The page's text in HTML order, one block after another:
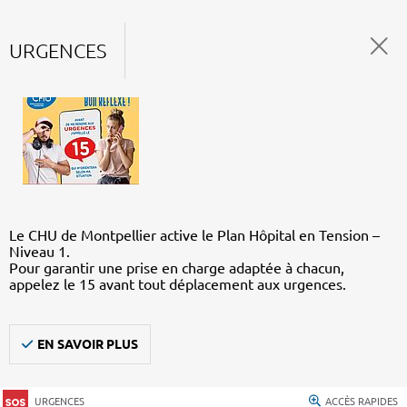
URGENCES
Le CHU de Montpellier active le Plan Hôpital en Tension –
Niveau 1.
Pour garantir une prise en charge adaptée à chacun,
appelez le 15 avant tout déplacement aux urgences.
EN SAVOIR PLUS
URGENCES ACCÈS RAPIDES